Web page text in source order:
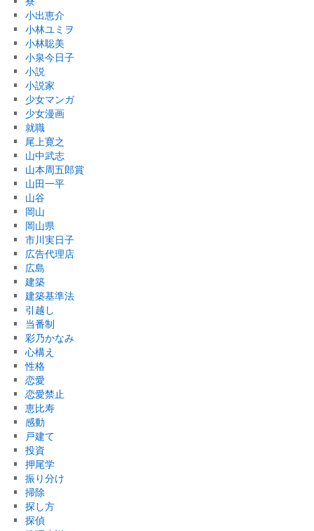
小出恵介
小林ユミヲ
小林聡美
小泉今日子
小説
小説家
少女マンガ
少女漫画
就職
尾上寛之
山中武志
山本周五郎賞
山田一平
山谷
岡山
岡山県
市川実日子
広告代理店
広島
建築
建築基準法
引越し
当番制
彩乃かなみ
心構え
性格
恋愛
恋愛禁止
恵比寿
感動
戸建て
投資
押尾学
振り分け
掃除
探し方
探偵